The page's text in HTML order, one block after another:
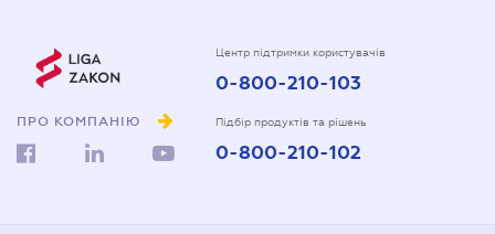
ПРО КОМПАНІЮ
Центр підтримки користувачів
0-800-210-103
Підбір продуктів та рішень
0-800-210-102